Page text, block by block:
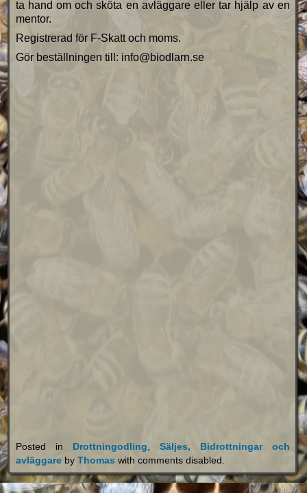
ta hand om och sköta en avläggare eller tar hjälp av en
mentor.
Registrerad för F-Skatt och moms.
Gör beställningen till: info@biodlarn.se
Posted in Drottningodling
Säljes, Bidrottningar och
avläggareby Thomas with comments disabled